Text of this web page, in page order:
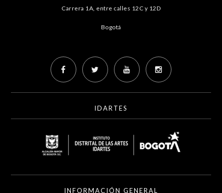
Carrera 1A, entre calles 12C y 12D
Bogotá
IDARTES
INFORMACIÓN GENERAL